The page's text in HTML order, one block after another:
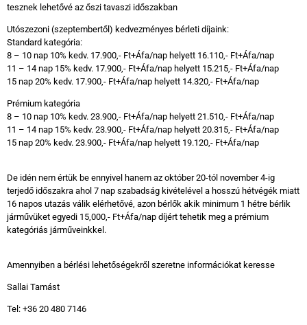
tesznek lehetővé az őszi tavaszi időszakban
Utószezoni (szeptembertől) kedvezményes bérleti díjaink:
Standard kategória:
8 – 10 nap 10% kedv. 17.900,- Ft+Áfa/nap helyett 16.110,- Ft+Áfa/nap
11 – 14 nap 15% kedv. 17.900,- Ft+Áfa/nap helyett 15.215,- Ft+Áfa/nap
15 nap 20% kedv. 17.900,- Ft+Áfa/nap helyett 14.320,- Ft+Áfa/nap
Prémium kategória
8 – 10 nap 10% kedv. 23.900,- Ft+Áfa/nap helyett 21.510,- Ft+Áfa/nap
11 – 14 nap 15% kedv. 23.900,- Ft+Áfa/nap helyett 20.315,- Ft+Áfa/nap
15 nap 20% kedv. 23.900,- Ft+Áfa/nap helyett 19.120,- Ft+Áfa/nap
De idén nem értük be ennyivel hanem az október 20-tól november 4-ig
terjedő időszakra ahol 7 nap szabadság kivételével a hosszú hétvégék miatt
16 napos utazás válik elérhetővé, azon bérlők akik minimum 1 hétre bérlik
járművüket egyedi 15,000,- Ft+Áfa/nap díjért tehetik meg a prémium
kategóriás járműveinkkel.
Amennyiben a bérlési lehetőségekről szeretne információkat keresse
Sallai Tamást
Tel: +36 20 480 7146